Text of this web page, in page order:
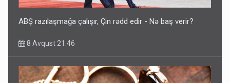
ABŞ razılaşmağa çalışır, Çin rədd edir - Nə baş verir?
8 Avqust 21:46